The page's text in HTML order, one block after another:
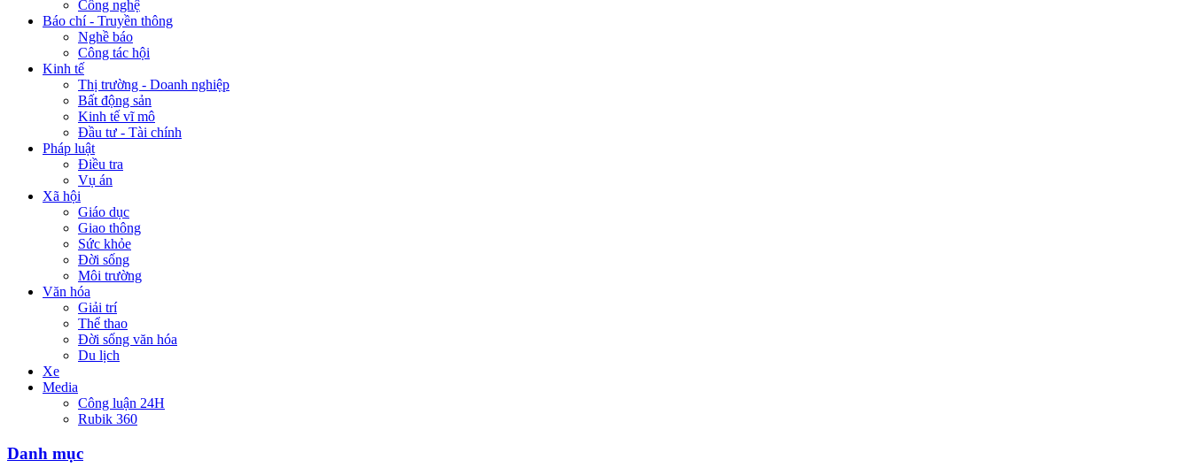
Công nghệ
Báo chí - Truyền thông
Nghề báo
Công tác hội
Kinh tế
Thị trường - Doanh nghiệp
Bất động sản
Kinh tế vĩ mô
Đầu tư - Tài chính
Pháp luật
Điều tra
Vụ án
Xã hội
Giáo dục
Giao thông
Sức khỏe
Đời sống
Môi trường
Văn hóa
Giải trí
Thể thao
Đời sống văn hóa
Du lịch
Xe
Media
Công luận 24H
Rubik 360
Danh mục